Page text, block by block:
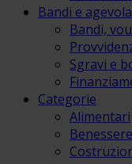
Bandi e
Bandi,
Sgravi e
Categorie
Alimentari
Benessere